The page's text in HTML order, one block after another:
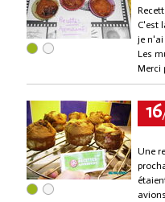
C'est
je n'ai
Les
Merci
16
Une